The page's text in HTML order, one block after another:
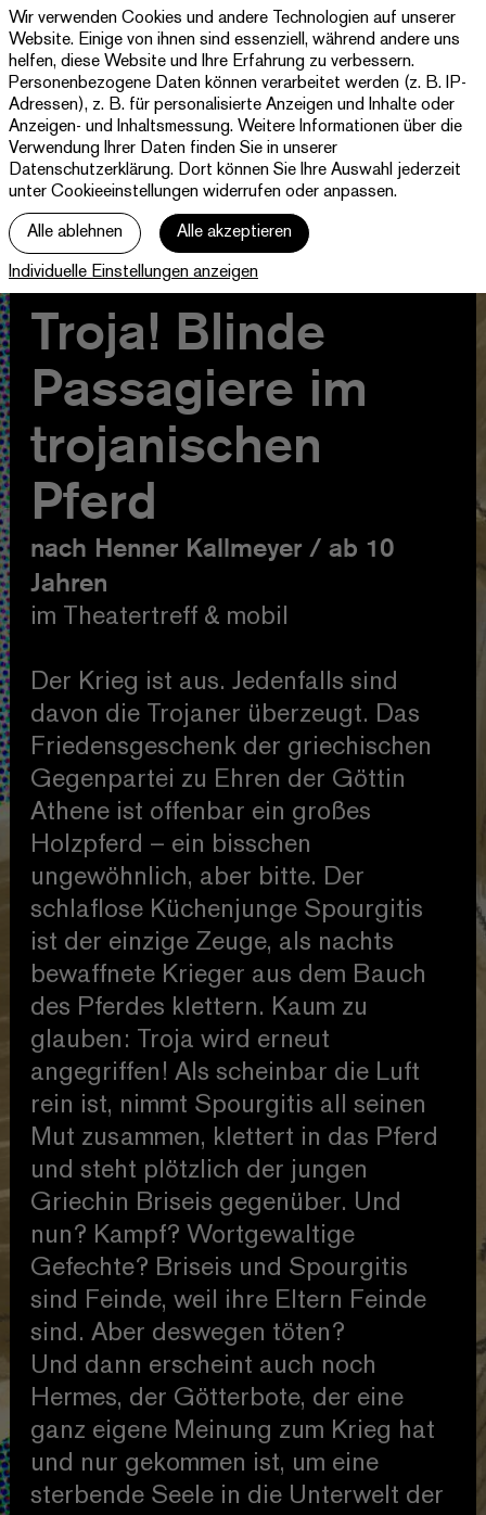
Theater
Paderborn
Westfälische
Kammerspiele
Programm & Tickets
Abos
jott
Ihr Besuch
Haus
Troja! Blinde
Passagiere im
trojanischen
Pferd
nach Henner Kallmeyer / ab 10
Jahren
im Theatertreff & mobil
Der Krieg ist aus. Jedenfalls sind
davon die Trojaner überzeugt. Das
Friedensgeschenk der griechischen
Gegenpartei zu Ehren der Göttin
Athene ist offenbar ein großes
Holzpferd – ein bisschen
ungewöhnlich, aber bitte. Der
schlaflose Küchenjunge Spourgitis
ist der einzige Zeuge, als nachts
bewaffnete Krieger aus dem Bauch
des Pferdes klettern. Kaum zu
glauben: Troja wird erneut
angegriffen! Als scheinbar die Luft
rein ist, nimmt Spourgitis all seinen
Mut zusammen, klettert in das Pferd
und steht plötzlich der jungen
Griechin Briseis gegenüber. Und
nun? Kampf? Wortgewaltige
Gefechte? Briseis und Spourgitis
sind Feinde, weil ihre Eltern Feinde
sind. Aber deswegen töten?
Und dann erscheint auch noch
Hermes, der Götterbote, der eine
ganz eigene Meinung zum Krieg hat
und nur gekommen ist, um eine
sterbende Seele in die Unterwelt der
Wir verwenden Cookies und andere Technologien auf unserer
Website. Einige von ihnen sind essenziell, während andere uns
helfen, diese Website und Ihre Erfahrung zu verbessern.
Personenbezogene Daten können verarbeitet werden (z. B. IP-
Adressen), z. B. für personalisierte Anzeigen und Inhalte oder
Anzeigen- und Inhaltsmessung. Weitere Informationen über die
Verwendung Ihrer Daten finden Sie in unserer
Datenschutzerklärung. Dort können Sie Ihre Auswahl jederzeit
unter Cookieeinstellungen widerrufen oder anpassen.
Alle ablehnen Alle akzeptieren
Individuelle Einstellungen anzeigen